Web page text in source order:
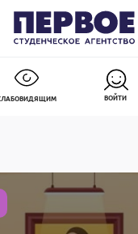
ВОЙТИ